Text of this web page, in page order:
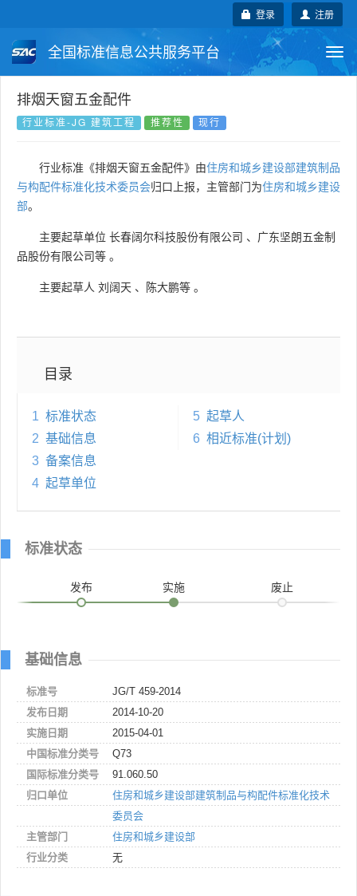
注册
登录
全国标准信息公共服务平台
国家标准
国外标准 技术委员会
排烟天窗五金配件
行业标准-JG 建筑工程 推荐性 现行
行业标准《排烟天窗五金配件》由住房和城乡建设部建筑制品
与构配件标准化技术委员会归口上报，主管部门为住房和城乡建设
部。
主要起草单位 长春阔尔科技股份有限公司 、 广东坚朗五金制
品股份有限公司等 。
主要起草人 刘阔天 、 陈大鹏等 。
目录
1 标准状态
2 基础信息
3 备案信息
4 起草单位
5 起草人
6 相近标准(计划)
标准状态
发布 实施 废止
基础信息
标准号
JG/T 459-2014
发布日期
2014-10-20
实施日期
2015-04-01
中国标准分类号
Q73
国际标准分类号
91.060.50
归口单位
住房和城乡建设部建筑制品与构配件标准化技术
委员会
主管部门
住房和城乡建设部
行业分类
无